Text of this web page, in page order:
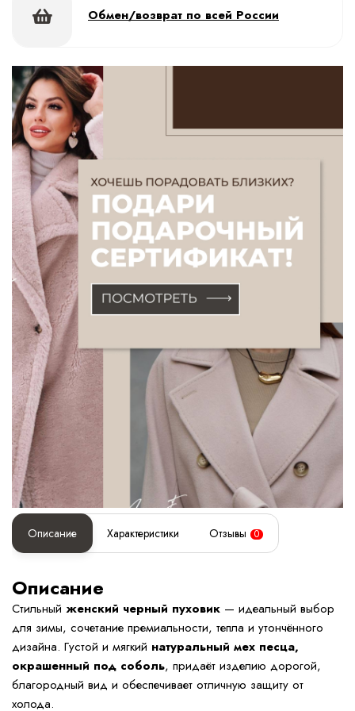
Обмен/возврат по всей России
Описание Характеристики Отзывы 0
Описание
Стильный женский черный пуховик — идеальный выбор
для зимы, сочетание премиальности, тепла и утончённого
дизайна. Густой и мягкий натуральный мех песца,
окрашенный под соболь, придаёт изделию дорогой,
благородный вид и обеспечивает отличную защиту от
холода.